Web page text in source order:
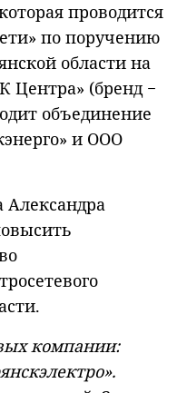
проводится
по поручению
области на
Центра» (бренд −
объединение
и ООО
Александра
компании: